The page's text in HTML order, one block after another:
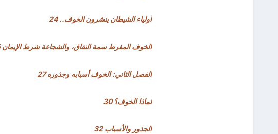
أولياء الشيطان ينشرون الخوف.. 24
الخوف المفرط سمة النفاق، والشجاعة شرط الإيمان 25
الفصل الثاني: الخوف أسبابه وجذوره 27
لماذا الخوف؟ 30
الجذور والأسباب 32